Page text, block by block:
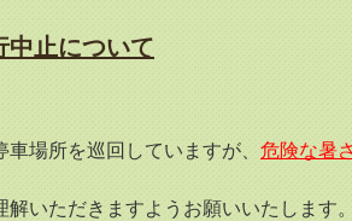
中止について
場所を巡回していますが、 危険な暑
いただきますようお願いいたします。